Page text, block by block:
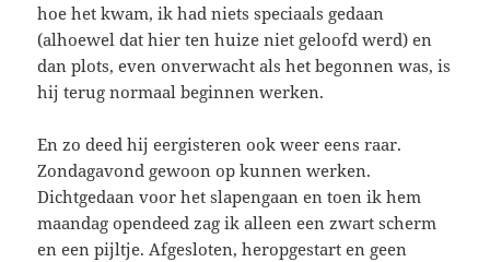
hoe het kwam, ik had niets speciaals gedaan
(alhoewel dat hier ten huize niet geloofd werd) en
dan plots, even onverwacht als het begonnen was, is
hij terug normaal beginnen werken.
En zo deed hij eergisteren ook weer eens raar.
Zondagavond gewoon op kunnen werken.
Dichtgedaan voor het slapengaan en toen ik hem
maandag opendeed zag ik alleen een zwart scherm
en een pijltje. Afgesloten, heropgestart en geen